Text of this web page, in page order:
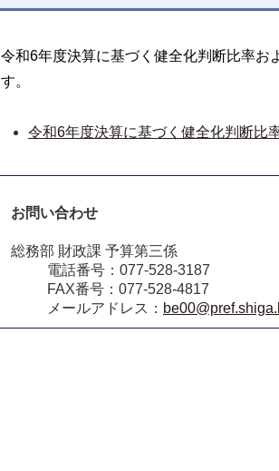
令和6年度決算に基づく健全化判断比率お
す。
令和6年度決算に基づく健全化判断比
お問い合わせ
総務部 財政課 予算第三係
電話番号：077-528-3187
FAX番号：077-528-4817
メールアドレス：